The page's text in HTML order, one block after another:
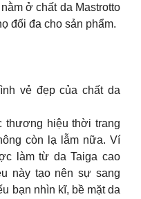
ở chất da Mastrotto
đối đa cho sản phẩm.
vẻ đẹp của chất da
thương hiệu thời trang
còn lạ lẫm nữa. Ví
làm từ da Taiga cao
này tạo nên sự sang
bạn nhìn kĩ, bề mặt da